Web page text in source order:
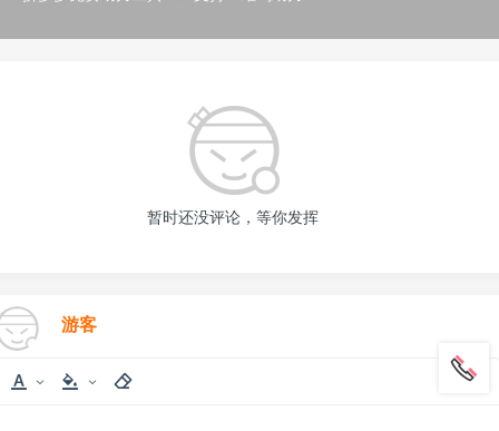
暂时还没评论，等你发挥
游客